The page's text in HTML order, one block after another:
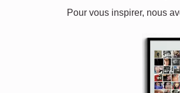
Pour vous inspirer, nous